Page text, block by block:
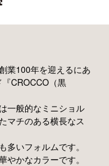
業100年を迎えるにあ
CROCCO（黒
一般的なミニショル
マチのある横長なス
いフォルムです。
かなカラーです。